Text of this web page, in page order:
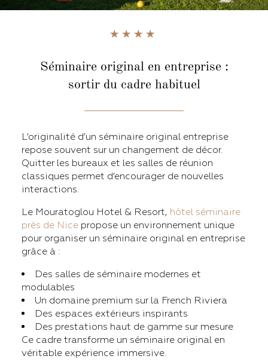
Séminaire original en entreprise :
sortir du cadre habituel
L’originalité d’un séminaire original entreprise
repose souvent sur un changement de décor.
Quitter les bureaux et les salles de réunion
classiques permet d’encourager de nouvelles
interactions.
Le Mouratoglou Hotel & Resort, hôtel séminaire
près de Nice propose un environnement unique
pour organiser un séminaire original en entreprise
grâce à :
Des salles de séminaire modernes et
modulables
Un domaine premium sur la French Riviera
Des espaces extérieurs inspirants
Des prestations haut de gamme sur mesure
Ce cadre transforme un séminaire original en
véritable expérience immersive.